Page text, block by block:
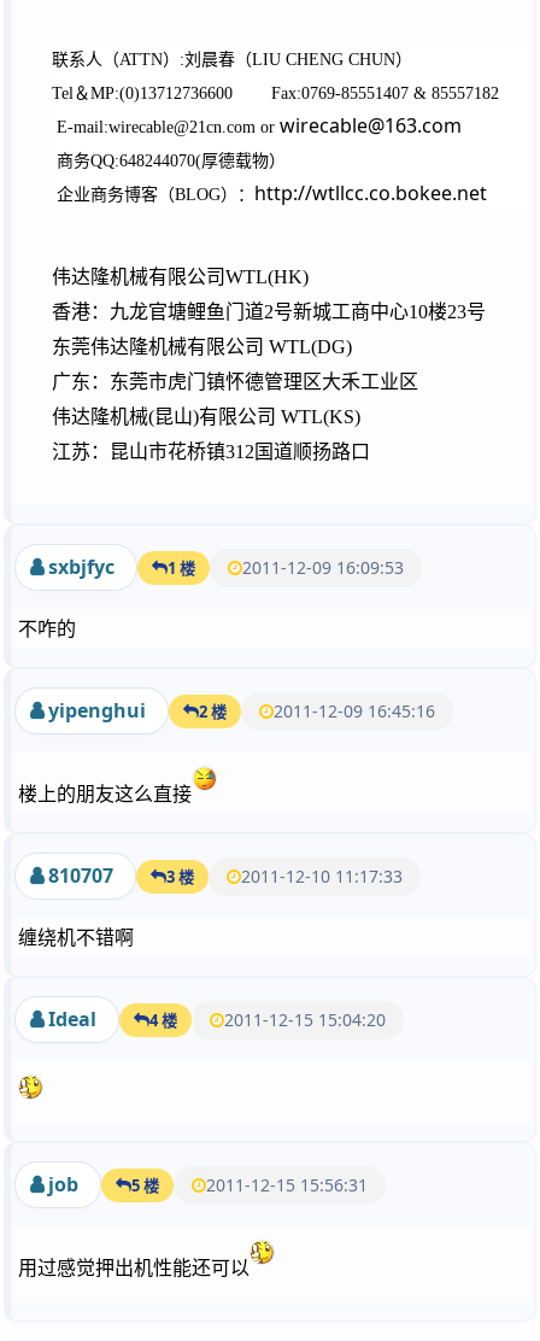
联系人（ATTN） :刘晨春（LIU CHENG CHUN）
Tel＆MP:(0)13712736600
Fax:0769-85551407 & 85557182
E-mail:wirecable@21cn.com or wirecable@163.com
商务QQ:648244070(厚德载物）
企业商务博客（BLOG）： http://wtllcc.co.bokee.net
伟达隆机械有限公司WTL(HK)
香港：九龙官塘鲤鱼门道2号新城工商中心10楼23号
东莞伟达隆机械有限公司 WTL(DG)
广东：东莞市虎门镇怀德管理区大禾工业区
伟达隆机械(昆山)有限公司 WTL(KS)
江苏：昆山市花桥镇312 国道顺扬路口
sxbjfyc 1 楼 2011-12-09 16:09:53
不咋的
yipenghui 2 楼 2011-12-09 16:45:16
楼上的朋友这么直接
810707 3 楼 2011-12-10 11:17:33
缠绕机不错啊
Ideal 4 楼 2011-12-15 15:04:20
job 5 楼 2011-12-15 15:56:31
用过感觉押出机性能还可以